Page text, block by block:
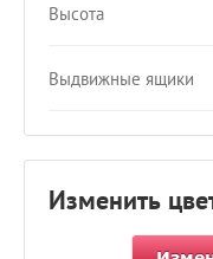
Высота
Выдвижные ящики
Изменить